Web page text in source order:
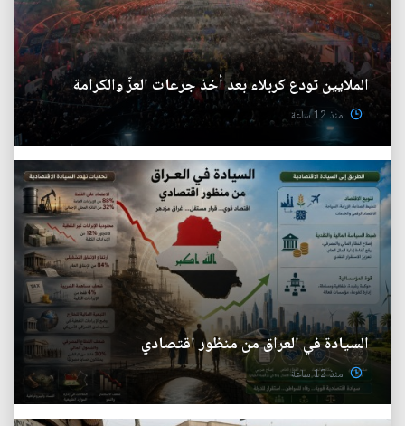
الملايين تودع كربلاء بعد أخذ جرعات العزّ والكرامة
منذ 12 ساعة
السيادة في العراق من منظور اقتصادي
منذ 12 ساعة